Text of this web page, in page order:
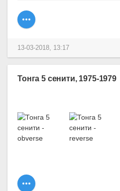
13-03-2018, 13:17
Тонга 5 сенити, 1975-1979